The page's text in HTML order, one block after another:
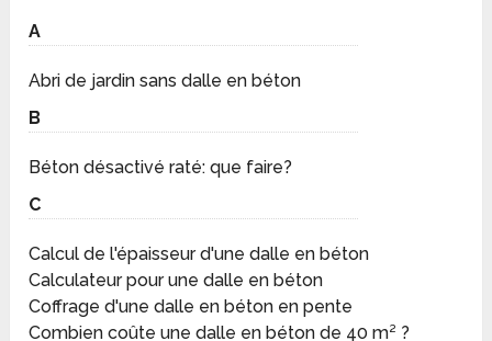
A
Abri de jardin sans dalle en béton
B
Béton désactivé raté: que faire?
C
Calcul de l'épaisseur d'une dalle en béton
Calculateur pour une dalle en béton
Coffrage d'une dalle en béton en pente
Combien coûte une dalle en béton de 40 m² ?